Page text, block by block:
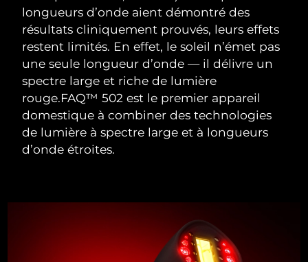
longueurs d’onde aient démontré des
résultats cliniquement prouvés, leurs effets
restent limités. En effet, le soleil n’émet pas
une seule longueur d’onde — il délivre un
spectre large et riche de lumière
rouge.FAQ™ 502 est le premier appareil
domestique à combiner des technologies
de lumière à spectre large et à longueurs
d’onde étroites.
Singapour Livraison estimée
Slovaquie Livraison estimée 8/9/26
Slovénie Livraison estimée
Afrique du Sud Livraison estimée
Corée du Sud Livraison estimée8/11/26
Suède Livraison estimée
Livraison estimée